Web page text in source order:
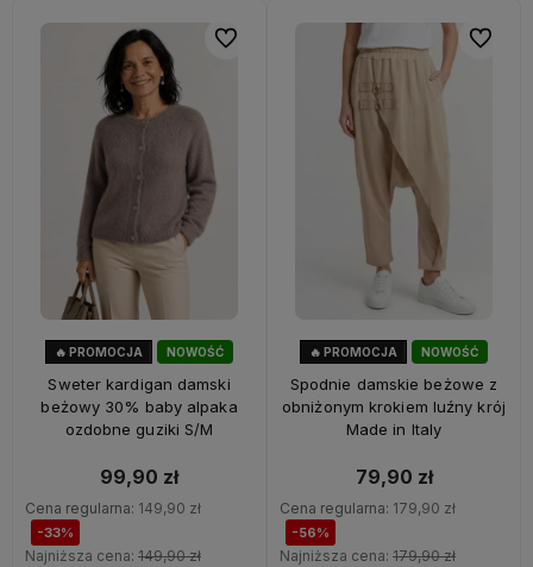
NOWOŚĆ
🔥 PROMOCJA
Sweter kardigan damski
beżowy 30% baby alpaka
ozdobne guziki S/M
99,90 zł
Cena regularna: 149,90 zł
-33%
Najniższa cena: 149,90 zł
Do ulubionych
NOWOŚĆ
🔥 PROMOCJA
Spodnie damskie beżowe z
obniżonym krokiem luźny krój
Made in Italy
79,90 zł
Cena regularna: 179,90 zł
-56%
Najniższa cena: 179,90 zł
Do